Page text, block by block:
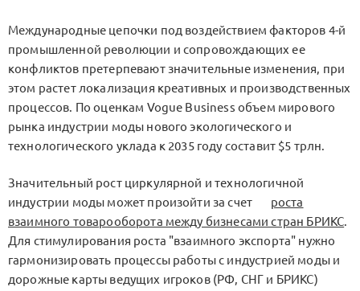
Международные цепочки под воздействием факторов 4-й
промышленной революции и сопровождающих ее
конфликтов претерпевают значительные изменения, при
этом растет локализация креативных и производственных
процессов. По оценкам Vogue Business объем мирового
рынка индустрии моды нового экологического и
технологического уклада к 2035 году составит $5 трлн.
Значительный рост циркулярной и технологичной
индустрии моды может произойти за счет
роста
взаимного товарооборота между бизнесами стран БРИКС.
Для стимулирования роста "взаимного экспорта" нужно
гармонизировать процессы работы с индустрией моды и
дорожные карты ведущих игроков (РФ, СНГ и БРИКС)